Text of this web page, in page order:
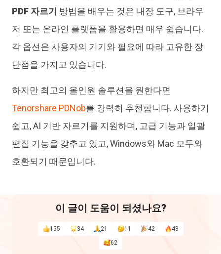
PDF 자르기
방법을 배우는 것은 내장 도구, 브라우
저 또는 온라인 플랫폼을 활용하면 매우 쉽습니다.
각 옵션은 사용자의 기기와 필요에 따라 고유한 장
단점을 가지고 있습니다.
하지만 최고의 올인원 솔루션을 원한다면
Tenorshare PDNob를 강력히 추천합니다. 사용하기
쉽고, AI 기반 자르기를 지원하며, 고급 기능과 일괄
편집 기능을 갖추고 있고, Windows와 Mac 모두와
호환되기 때문입니다.
이 글이 도움이 되셨나요?
155 34 21 11 42
43
62